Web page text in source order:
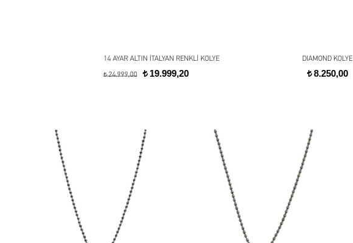
14 AYAR ALTIN İTALYAN RENKLİ KOLYE
t24.999,00 t19.999,20
DIAMOND KOLYE
t8.250,00